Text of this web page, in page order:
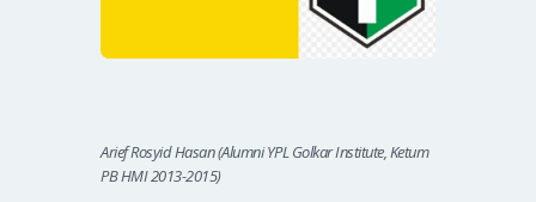
Arief Rosyid Hasan (Alumni YPL Golkar Institute, Ketum
PB HMI 2013-2015)